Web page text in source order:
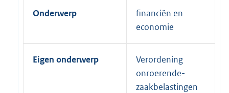
Onderwerp
financiën en
economie
Eigen onderwerp
Verordening
onroerende-
zaakbelastingen